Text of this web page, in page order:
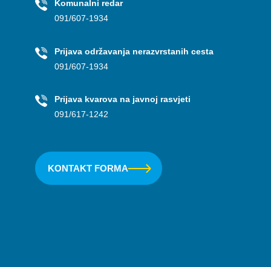
Komunalni redar
091/607-1934
Prijava održavanja nerazvrstanih cesta
091/607-1934
Prijava kvarova na javnoj rasvjeti
091/617-1242
KONTAKT FORMA